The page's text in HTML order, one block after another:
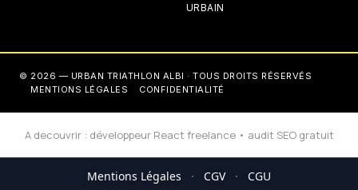
URBAIN
© 2026 — URBAN TRIATHLON ALBI · TOUS DROITS RÉSERVÉS
MENTIONS LÉGALES
CONFIDENTIALITÉ
A decouvrir : développeur React freelance• audit SEO gratuit
Mentions Légales · CGV · CGU